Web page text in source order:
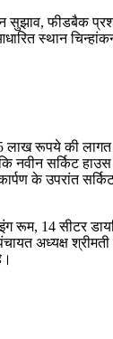
सुझाव, फीडबैक
स्थान
लाख रूपये की लागत
नवीन सर्किट हाउस
के उपरांत
रूम, 14 सीटर
अध्यक्ष